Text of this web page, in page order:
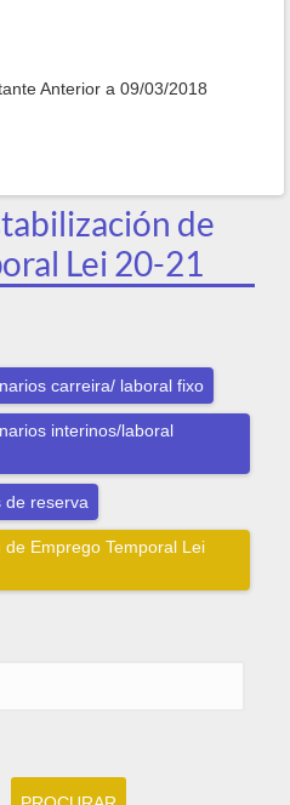
Anterior a 09/03/2018
de
Lei 20-21
carreira/ laboral fixo
interinos/laboral
de reserva
Emprego Temporal Lei